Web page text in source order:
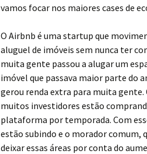
vamos focar nos maiores cases de
O Airbnb é uma startup que
aluguel de imóveis sem nunca ter
muita gente passou a alugar um
imóvel que passava maior parte do
gerou renda extra para muita gente.
muitos investidores estão
plataforma por temporada. Com
estão subindo e o morador comum,
deixar essas áreas por conta do